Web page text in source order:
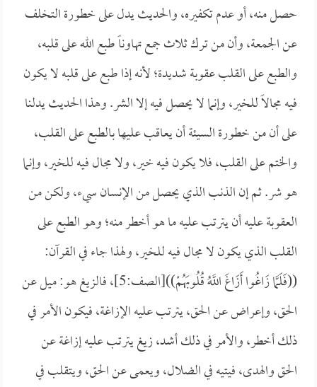
حصل منه، أو عدم تكفيره، والحديث يدل على خطورة التخلف
عن الجمعة، وأن من ترك ثلاث جمع تهاوناً طبع الله على قلبه،
والطبع على القلب عقوبة شديدة؛ لأنه إذا طبع على قلبه لا يكون
فيه مجالاً للخير، وإنما لا يحصل فيه إلا الشر. وهذا الحديث يدلنا
على أن من خطورة السيئة أن يعاقب عليها بالطبع على القلب،
والختم على القلب، فلا يكون فيه خير، ولا مجال فيه للخير، وإنما
هو شر. ثم إن الذنب الذي يحصل من الإنسان سيء، ولكن من
العقوبة عليه أن يترتب عليه ما هو أخطر منه؛ وهو الطبع على
القلب الذي يكون لا مجال فيه للخير، ولهذا جاء في القرآن:
((
فَلَمَّا زَاغُوا أَزَاغَ اللَّهُ قُلُوبَهُمْ))[الصف:5]، فالزيغ هو: ميل عن
الحق، وإعراض عن الحق، يترتب عليه الإزاغة، فيكون الأمر في
ذلك أخطر، والأمر في ذلك أشد، زيغ يترتب عليه إزاغة عن
الحق والهدى، فيتيه في الضلال، ويعمى عن الحق، ويتقلب في